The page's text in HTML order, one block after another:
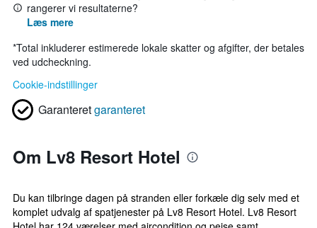
rangerer vi resultaterne?
Læs mere
*Total inkluderer estimerede lokale skatter og afgifter, der betales
ved udcheckning.
Cookie-indstillinger
Garanteretgaranteret
Om Lv8 Resort Hotel
Du kan tilbringe dagen på stranden eller forkæle dig selv med et
komplet udvalg af spatjenester på Lv8 Resort Hotel. Lv8 Resort